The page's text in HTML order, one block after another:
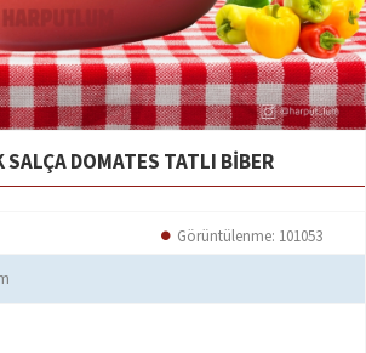
SALÇA DOMATES TATLI BIBER
Görüntülenme: 101053